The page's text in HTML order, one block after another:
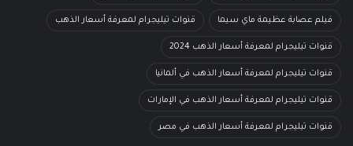
فيلم عصابة عظيمة ماي سيما قنوات تيليجرام لمعرفة أسعار الذهب
قنوات تيليجرام لمعرفة أسعار الذهب 2024
قنوات تيليجرام لمعرفة أسعار الذهب في ألمانيا
قنوات تيليجرام لمعرفة أسعار الذهب في الإمارات
قنوات تيليجرام لمعرفة أسعار الذهب في مصر